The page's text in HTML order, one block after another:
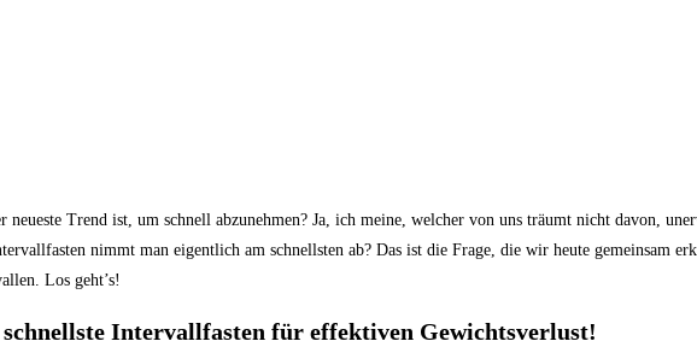
neueste Trend ist, um schnell abzunehmen?‍ Ja, ich meine,​ welcher von uns träumt nicht‌ davon,‌
​nimmt man eigentlich am schnellsten ab? Das ​ist die⁤ Frage, die ‍wir heute gemeinsam
Los geht’s!
Intervallfasten ​für effektiven Gewichtsverlust!